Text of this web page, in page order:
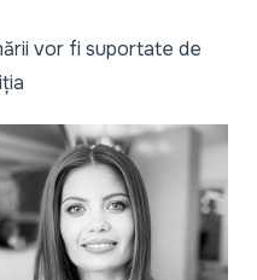
vor fi suportate de